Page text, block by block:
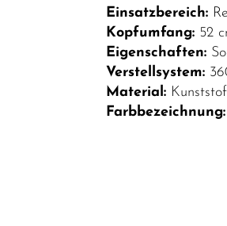
Einsatzbereich:
Kopfumfang: 52
Eigenschaften:
Verstellsystem:
Material:
Farbbezeichnung: